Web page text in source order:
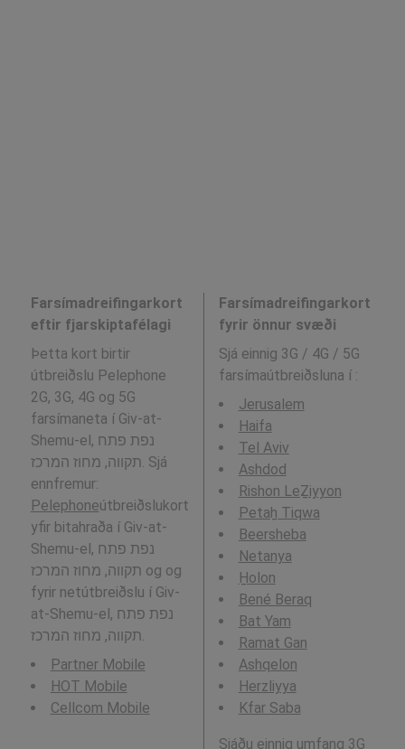
Farsímadreifingarkort
eftir fjarskiptafélagi
Þetta kort birtir
útbreiðslu Pelephone
2G, 3G, 4G og 5G
farsímaneta í Giv-at-
Shemu-el, נפת פתח
תקווה, מחוז המרכז. Sjá
ennfremur:
Pelephoneútbreiðslukort
yfir bitahraða í Giv-at-
Shemu-el, נפת פתח
תקווה, מחוז המרכז og og
fyrir netútbreiðslu í Giv-
at-Shemu-el, נפת פתח
תקווה, מחוז המרכז.
Partner Mobile
HOT Mobile
Cellcom Mobile
Farsímadreifingarkort
fyrir önnur svæði
Sjá einnig 3G / 4G / 5G
farsímaútbreiðsluna í :
Jerusalem
Haifa
Tel Aviv
Ashdod
Rishon LeẔiyyon
Petaẖ Tiqwa
Beersheba
Netanya
H̱olon
Bené Beraq
Bat Yam
Ramat Gan
Ashqelon
Herzliyya
Kfar Saba
Sjáðu einnig umfang 3G